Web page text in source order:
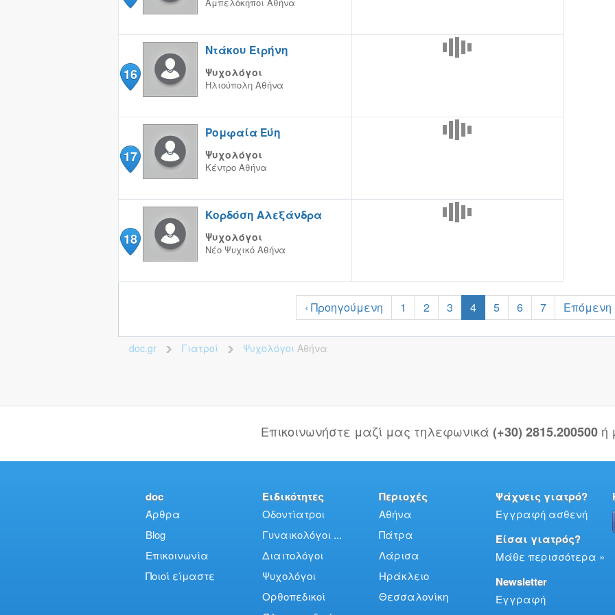
16
Ντάκου Ειρήνη
Ψυχολόγοι
Ηλιούπολη Αθήνα
17
Ρομφαία Εύη
Ψυχολόγοι
Κέντρο Αθήνα
18
Κορδόση Αλεξάνδρα
Ψυχολόγοι
Νέο Ψυχικό Αθήνα
‹ Προηγούμενη 1 2 3 4 5 6 7 Επόμενη
doc.gr >Γιατροί >
Ψυχολόγοι Αθήνα
Επικοινωνήστε μαζί μας τηλεφωνικά (+30) 2815.200500 ή
doc
Άρθρα
Blog
Επικοινωνία
Ποιοί είμαστε
Ειδικότητες
Οδοντίατροι
Γυναικολόγοι ...
Διαιτολόγοι
Ψυχολόγοι
Ορθοπεδικοί
Περιοχές
Αθήνα
Πάτρα
Λάρισα
Ηράκλειο
Θεσσαλονίκη
Ψάχνεις γιατρό?
Εγγραφή ασθενή
Είσαι γιατρός?
Μάθε περισσότερα »
Newsletter
Εγγραφή